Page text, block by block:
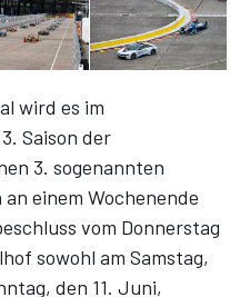
wird es im
Saison der
3. sogenannten
einem Wochenende
vom Donnerstag
sowohl am Samstag,
den 11. Juni,